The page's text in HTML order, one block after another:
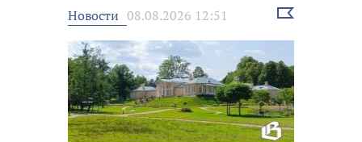
Новости 08.08.2026 12:51
Выбрать